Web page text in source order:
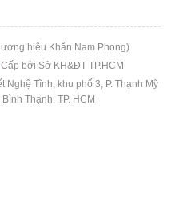
hiệu Khăn Nam Phong)
bởi Sở KH&ĐT TP.HCM
Nghệ Tĩnh, khu phố 3, P. Thạnh Mỹ
Thạnh, TP. HCM